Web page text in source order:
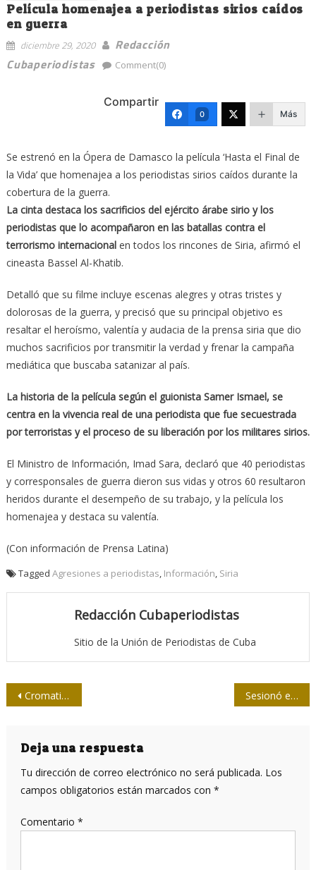
Película homenajea a periodistas sirios caídos
en guerra
diciembre 29, 2020
Redacción
Cubaperiodistas
Comment(0)
Compartir
0 Más
Se estrenó en la Ópera de Damasco la película ‘Hasta el Final de
la Vida’ que homenajea a los periodistas sirios caídos durante la
cobertura de la guerra.
La cinta destaca los sacrificios del ejército árabe sirio y los
periodistas que lo acompañaron en las batallas contra el
terrorismo internacionalen todos los rincones de Siria, afirmó el
cineasta Bassel Al-Khatib.
Detalló que su filme incluye escenas alegres y otras tristes y
dolorosas de la guerra, y precisó que su principal objetivo es
resaltar el heroísmo, valentía y audacia de la prensa siria que dio
muchos sacrificios por transmitir la verdad y frenar la campaña
mediática que buscaba satanizar al país.
La historia de la película según el guionista Samer Ismael, se
centra en la vivencia real de una periodista que fue secuestrada
por terroristas y el proceso de su liberación por los militares sirios.
El Ministro de Información, Imad Sara, declaró que 40 periodistas
y corresponsales de guerra dieron sus vidas y otros 60 resultaron
heridos durante el desempeño de su trabajo, y la película los
homenajea y destaca su valentía.
(Con información de Prensa Latina)
Tagged Agresiones a periodistas Información Siria
Redacción Cubaperiodistas
Sitio de la Unión de Periodistas de Cuba
Navegación
entradas
Cromatismos de los sabios de la tierra Sesionó el VI Pleno del Comité Nacional de la Upec
Deja una respuesta
Tu dirección de correo electrónico no será publicada. Los
campos obligatorios están marcados con *
Comentario *